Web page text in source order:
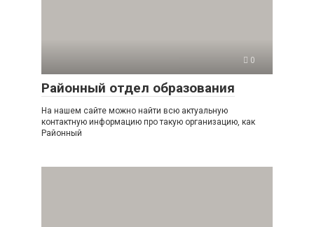
0
Районный отдел образования
На нашем сайте можно найти всю актуальную
контактную информацию про такую организацию, как
Районный